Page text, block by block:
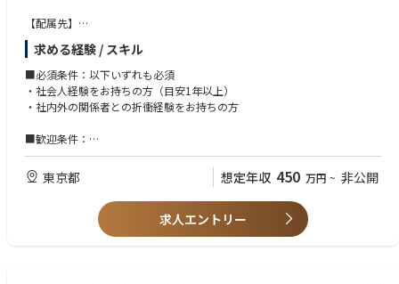
【配属先】
総務部 秘書グループ
■職務詳細：
◇秘書業務
【主な業務内容（一例）】※会食同席などはありません
スケジュール管理、役員が職務遂行に必要な周辺環境の整備、サポート
②制度企画業務
将来の経営人財の輩出を踏まえた役員に関わる制度企画・運用と人財育成
制度に関する支援
（コーポレートガバナンス対応、インサイダー情報対応、役員制度企画
求める経験 / スキル
■必須条件：以下いずれも必須
・社会人経験をお持ちの方（目安1年以上）
・社内外の関係者との折衝経験をお持ちの方
■歓迎条件：
・秘書業務経験をお持ちの方
・製造業界でのご経験をお持ちの方
・英語力をお持ちの方
東京都 想定年収 450 万円 ~ 非公開
求人エントリー